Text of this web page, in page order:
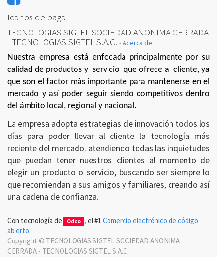
Iconos de pago
TECNOLOGIAS SIGTEL SOCIEDAD ANONIMA CERRADA
- TECNOLOGIAS SIGTEL S.A.C. -Acerca de
Nuestra empresa está enfocada principalmente por su
calidad de productos y servicio que ofrece al cliente, ya
que son el factor más importante para mantenerse en el
mercado y así poder seguir siendo competitivos dentro
del ámbito local, regional y nacional.
La empresa adopta estrategias de innovación todos los
días para poder llevar al cliente la tecnología más
reciente del mercado. atendiendo todas las inquietudes
que puedan tener nuestros clientes al momento de
elegir un producto o servicio, buscando ser siempre lo
que recomiendan a sus amigos y familiares, creando así
una cadena de confianza.
Con tecnología de Odoo , el #1 Comercio electrónico de código
abierto.
Copyright © TECNOLOGIAS SIGTEL SOCIEDAD ANONIMA
CERRADA - TECNOLOGIAS SIGTEL S.A.C.